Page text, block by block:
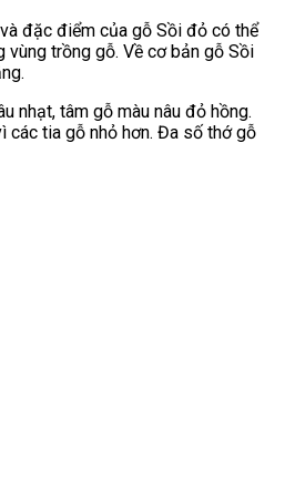
đặc điểm của gỗ Sồi đỏ có thể
trồng gỗ. Về cơ bản gỗ Sồi
nhạt, tâm gỗ màu nâu đỏ hồng.
các tia gỗ nhỏ hơn. Đa số thớ gỗ